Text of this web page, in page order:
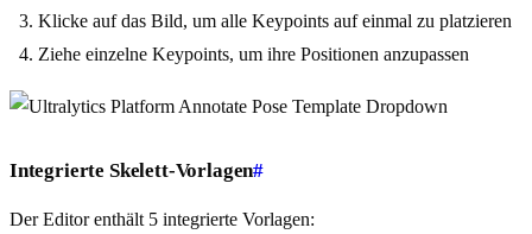
Klicke auf das Bild, um alle Keypoints auf einmal zu platzieren
Ziehe einzelne Keypoints, um ihre Positionen anzupassen
Integrierte Skelett-Vorlagen#
Der Editor enthält 5 integrierte Vorlagen: